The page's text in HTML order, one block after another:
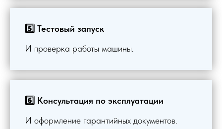
5️⃣ Тестовый запуск
И проверка работы машины.
6️⃣ Консультация по эксплуатации
И оформление гарантийных документов.